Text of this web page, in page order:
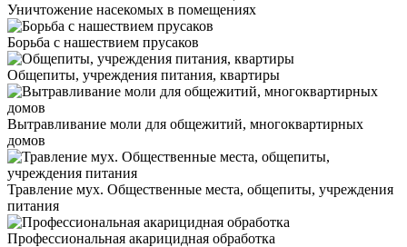
Уничтожение насекомых в помещениях
Борьба с нашествием прусаков
Общепиты, учреждения питания, квартиры
Вытравливание моли для общежитий, многоквартирных
домов
Травление мух. Общественные места, общепиты, учреждения
питания
Профессиональная акарицидная обработка